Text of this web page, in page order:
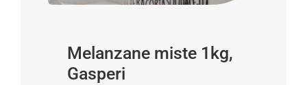
Melanzane miste 1kg,
Gasperi